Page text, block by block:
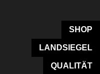
SHOP
LANDSIEGEL
QUALITÄT